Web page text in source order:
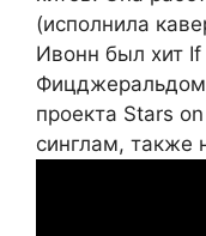
(исполнила
Ивонн был хит
проекта Stars
синглам, также